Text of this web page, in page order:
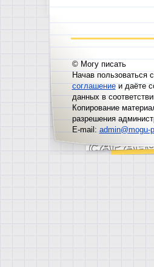
© Могу писать
Начав пользоваться
соглашениеи даёте
данных в
Копирование
разрешения
E-mail:admin@mogu-